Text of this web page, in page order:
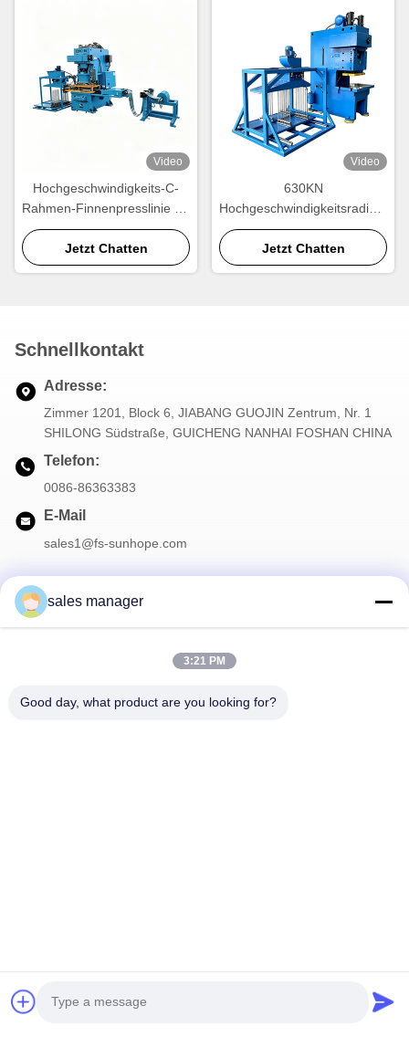
Großproduktion.
Video
Hochgeschwindigkeits-C-
Rahmen-Finnenpresslinie für
die Herstellung von
Heizkörpern und
Wärmetauschern
Jetzt Chatten
Video
630KN
Hochgeschwindigkeitsradiato
r Flossenformmaschine für
die Produktion von
Aluminiumradiatoren
Jetzt Chatten
Schnellkontakt
Adresse:
Zimmer 1201, Block 6, JIABANG GUOJIN Zentrum, Nr. 1
SHILONG Südstraße, GUICHENG NANHAI FOSHAN CHINA
Telefon:
0086-86363383
E-Mail
sales1@fs-sunhope.com
FOSHAN SUNHOPE CO.,LTD. Alle Rechte vorbehalten.
sales manager
3:21 PM
Good day, what product are you looking for?